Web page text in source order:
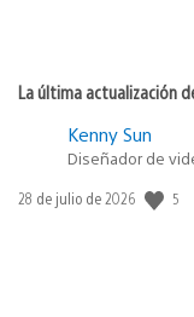
La última actualización
Kenny Sun
Diseñador de
Fecha
28 de julio de 2026 5